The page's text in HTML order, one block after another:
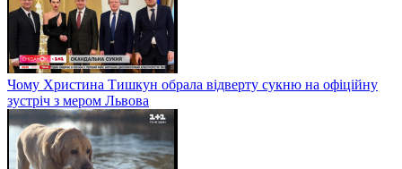
Чому Христина Тишкун обрала відверту сукню на офіційну
зустріч з мером Львова